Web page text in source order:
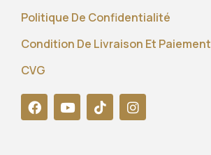
Politique De Confidentialité
Condition De Livraison Et Paiement
CVG